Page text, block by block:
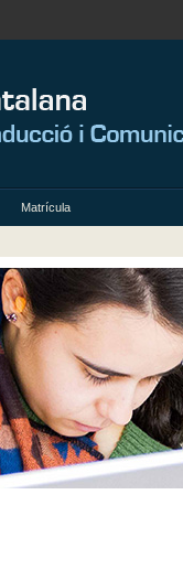
Matrícula